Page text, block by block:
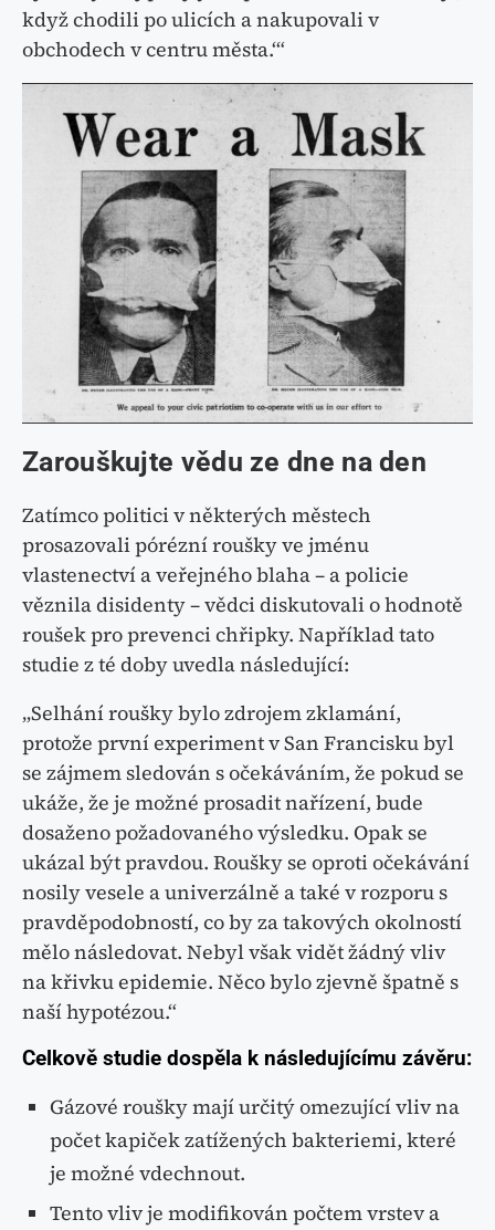
když chodili po ulicích a nakupovali v
obchodech v centru města.‘“
Zarouškujte vědu ze dne na den
Zatímco politici v některých městech
prosazovali pórézní roušky ve jménu
vlastenectví a veřejného blaha – a policie
věznila disidenty – vědci diskutovali o hodnotě
roušek pro prevenci chřipky. Například tato
studie z té doby uvedla následující:
„Selhání roušky bylo zdrojem zklamání,
protože první experiment v San Francisku byl
se zájmem sledován s očekáváním, že pokud se
ukáže, že je možné prosadit nařízení, bude
dosaženo požadovaného výsledku. Opak se
ukázal být pravdou. Roušky se oproti očekávání
nosily vesele a univerzálně a také v rozporu s
pravděpodobností, co by za takových okolností
mělo následovat. Nebyl však vidět žádný vliv
na křivku epidemie. Něco bylo zjevně špatně s
naší hypotézou.“
Celkově studie dospěla k následujícímu závěru:
Gázové roušky mají určitý omezující vliv na
počet kapiček zatížených bakteriemi, které
je možné vdechnout.
Tento vliv je modifikován počtem vrstev a